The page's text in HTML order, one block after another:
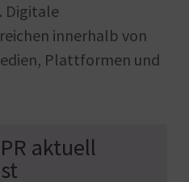
Digitale
innerhalb von
Plattformen und
aktuell